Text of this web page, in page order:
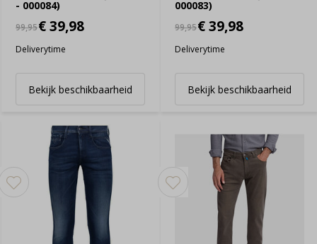
- 000084)
99,95€ 39,98
Deliverytime
Bekijk beschikbaarheid
000083)
99,95€ 39,98
Deliverytime
Bekijk beschikbaarheid